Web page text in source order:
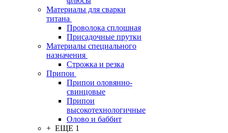
Материалы для сварки
титана
Проволока сплошная
Присадочные прутки
Материалы специального
назначения
Строжка и резка
Припои
Припои оловянно-
свинцовые
Припои
высокотехнологичные
Олово и баббит
+ ЕЩЕ 1